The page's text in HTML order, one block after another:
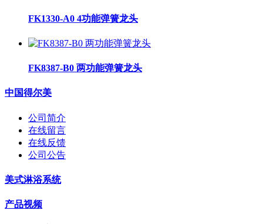
FK1330-A0 4功能弹簧龙头
FK8387-B0 两功能弹簧龙头
中国得尔美
公司简介
在线留言
在线反馈
公司公告
美式淋浴系统
产品视频